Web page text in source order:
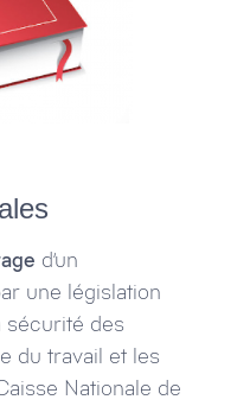
d’un
une législation
sécurité des
du travail et les
Nationale de